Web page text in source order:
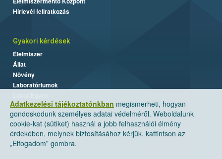
Adatkezelési tájékoztatónkban megismerheti, hogyan
gondoskodunk személyes adatai védelméről. Weboldalunk
cookie-kat (sütiket) használ a jobb felhasználói élmény
érdekében, melynek biztosításához kérjük, kattintson az
„Elfogadom” gombra.
Hírlevél feliratkozás
Gyakori kérdések
Élelmiszer
Állat
Növény
Laboratóriumok